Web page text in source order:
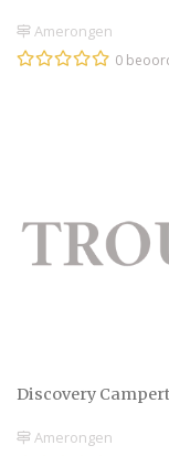
Amerongen
0
Discovery
Amerongen